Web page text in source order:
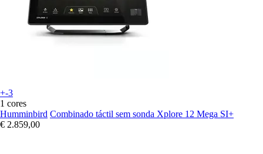
+-3
1 cores
Humminbird Combinado táctil sem sonda Xplore 12 Mega SI+
€ 2.859,00